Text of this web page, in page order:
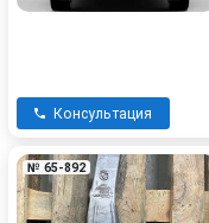
Консультация
№ 65-892